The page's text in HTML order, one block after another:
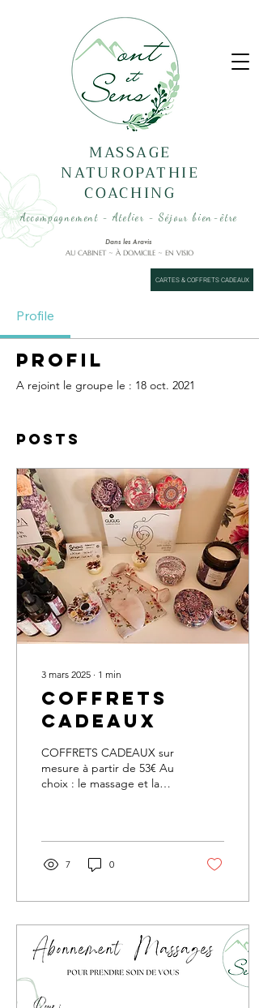
MASSAGE
NATUROPATHIE
COACHING
Accompagnement - Atelier - Séjour bien-être
Dans les Aravis
AU CABINET ~ À DOMICILE ~ EN VISIO
CARTES & COFFRETS CADEAUX
Profile
Profil
A rejoint le groupe le : 18 oct. 2021
Posts
3 mars 2025 ∙ 1 min
COFFRETS
CADEAUX
COFFRETS CADEAUX sur
mesure à partir de 53€ Au
choix : le massage et la
7 0